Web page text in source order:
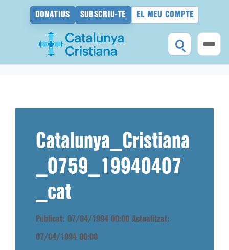
DONATIUS SUBSCRIU-TE EL MEU COMPTE
Catalunya_Cristiana
_0759_19940407
_cat
Publicat: 07/04/1994 00:00 Actualitzat:
07/04/1994 00:00